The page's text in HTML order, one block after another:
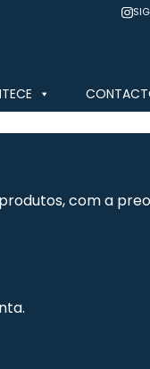
com a